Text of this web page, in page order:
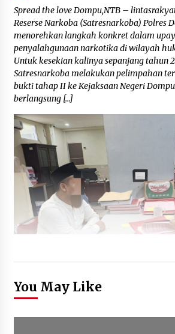
Spread the love Dompu,NTB –
Reserse Narkoba (Satresnarkoba) Polres
menorehkan langkah konkret dalam
penyalahgunaan narkotika di wilayah
Untuk kesekian kalinya sepanjang tahun
Satresnarkoba melakukan pelimpahan
bukti tahap II ke Kejaksaan Negeri
berlangsung […]
You May Like